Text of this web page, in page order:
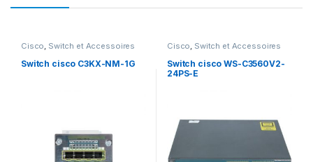
Cisco, Switch et Accessoires
Switch cisco C3KX-NM-1G
Cisco, Switch et Accessoires
Switch cisco WS-C3560V2-
24PS-E